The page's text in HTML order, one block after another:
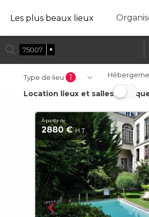
Les plus beaux lieux
75007 ×
Type de lieu 1
Location lieux et salles
À partir de
2880 €H.T